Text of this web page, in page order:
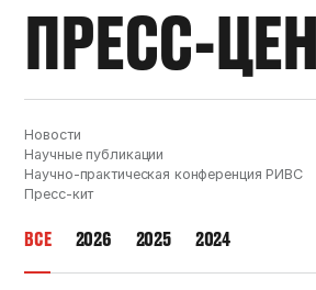
ПРЕСС-
Новости
Научные публикации
Научно-практическая конференция РИВС
Пресс-кит
ВСЕ 2026 2025 2024